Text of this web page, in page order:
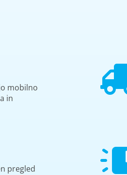
mobilno
in
pregled